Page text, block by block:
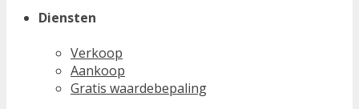
Diensten
Verkoop
Aankoop
Gratis waardebepaling